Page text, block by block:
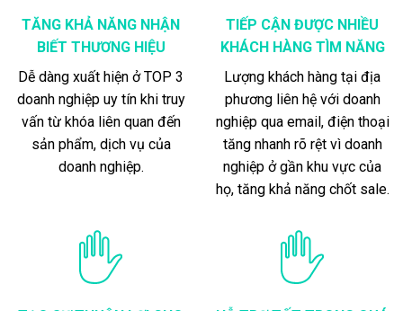
TĂNG KHẢ NĂNG NHẬN
BIẾT THƯƠNG HIỆU
Dễ dàng xuất hiện ở TOP 3
doanh nghiệp uy tín khi truy
vấn từ khóa liên quan đến
sản phẩm, dịch vụ của
doanh nghiệp.
TIẾP CẬN ĐƯỢC NHIỀU
KHÁCH HÀNG TÌM NĂNG
Lượng khách hàng tại địa
phương liên hệ với doanh
nghiệp qua email, điện thoại
tăng nhanh rõ rệt vì doanh
nghiệp ở gần khu vực của
họ, tăng khả năng chốt sale.